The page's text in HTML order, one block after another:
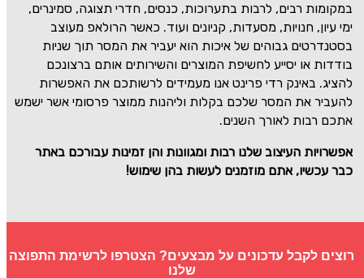
במקומות רבים, לרבות בתערוכות, כנסים, חדרי תצוגה, סמינרים,
ימי עיון, חנויות, מסעדות, קניונים ועוד. כאשר הרולאפ מעוצב
בסטנדרטים גבוהים של איכות הוא יעביר את המסר תוך שניות
בודדות או יסייע לחשיפת המוצרים והשירותים אותם ברצונכם
להציג. באינק רדי פרינט אנו מעמידים לרשותכם את האפשרות
להעביר את המסר שלכם בקלות וליהנות ממוצר פרסומי אשר ישמש
אתכם רבות לאורך השנים.
אפשרויות העיצוב שלנו רבות ומגוונות והן זמינות עבורכם באתר
כבר עכשיו, אתם מוזמנים לעשות בהן שימוש!
רוצים לקבל עדכונים על מבצעים? הצטרפו לרשימת התפוצה
שלנו